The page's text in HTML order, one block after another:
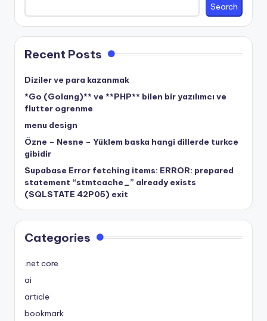
Search
Recent Posts
Diziler ve para kazanmak
*Go (Golang)** ve **PHP** bilen bir yazılımcı ve
flutter ogrenme
menu design
Özne – Nesne – Yüklem baska hangi dillerde turkce
gibidir
Supabase Error fetching items: ERROR: prepared
statement “stmtcache_” already exists
(SQLSTATE 42P05) exit
Categories
.net core
ai
article
bookmark